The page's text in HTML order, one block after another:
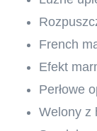
French
Efekt
Perłowe
Welony z